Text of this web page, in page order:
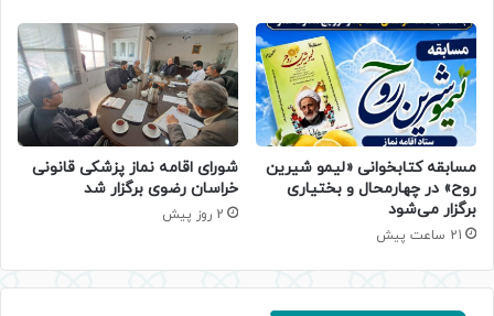
مسابقه کتابخوانی «لیمو شیرین
روح» در چهارمحال و بختیاری
برگزار می‌شود
21 ساعت پیش
شورای اقامه نماز پزشکی قانونی
خراسان رضوی برگزار شد
2 روز پیش